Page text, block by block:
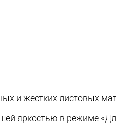
и жестких листовых
яркостью в режиме